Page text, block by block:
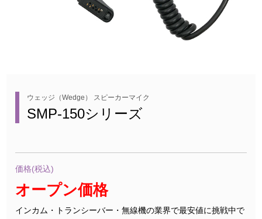
ウェッジ（Wedge） スピーカーマイク
SMP-150シリーズ
価格(税込)
オープン価格
インカム・トランシーバー・無線機の業界で最安値に挑戦中で